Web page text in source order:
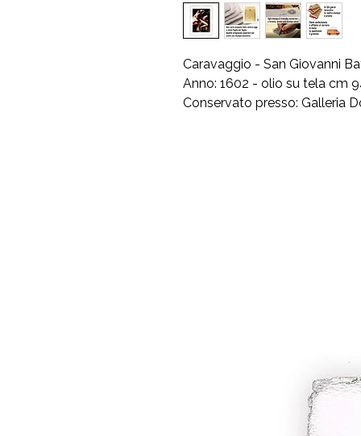
Caravaggio - San Giovanni
Anno: 1602 - olio su tela cm
Conservato presso: Galleria